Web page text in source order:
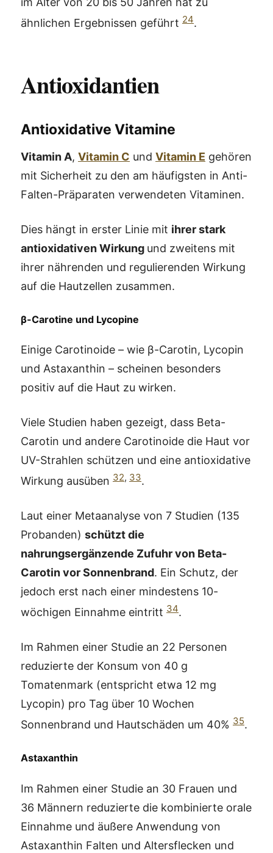
ähnlichen Ergebnissen geführt 24.
Antioxidantien
Antioxidative Vitamine
Vitamin A, Vitamin C und Vitamin E gehören
mit Sicherheit zu den am häufigsten in Anti-
Falten-Präparaten verwendeten Vitaminen.
Dies hängt in erster Linie mit ihrer stark
antioxidativen Wirkung und zweitens mit
ihrer nährenden und regulierenden Wirkung
auf die Hautzellen zusammen.
β-Carotine und Lycopine
Einige Carotinoide – wie β-Carotin, Lycopin
und Astaxanthin – scheinen besonders
positiv auf die Haut zu wirken.
Viele Studien haben gezeigt, dass Beta-
Carotin und andere Carotinoide die Haut vor
UV-Strahlen schützen und eine antioxidative
Wirkung ausüben 32, 33.
Laut einer Metaanalyse von 7 Studien (135
Probanden) schützt die
nahrungsergänzende Zufuhr von Beta-
Carotin vor Sonnenbrand. Ein Schutz, der
jedoch erst nach einer mindestens 10-
wöchigen Einnahme eintritt 34.
Im Rahmen einer Studie an 22 Personen
reduzierte der Konsum von 40 g
Tomatenmark (entspricht etwa 12 mg
Lycopin) pro Tag über 10 Wochen
Sonnenbrand und Hautschäden um 40% 35.
Astaxanthin
Im Rahmen einer Studie an 30 Frauen und
36 Männern reduzierte die kombinierte orale
Einnahme und äußere Anwendung von
Astaxanthin Falten und Altersflecken und